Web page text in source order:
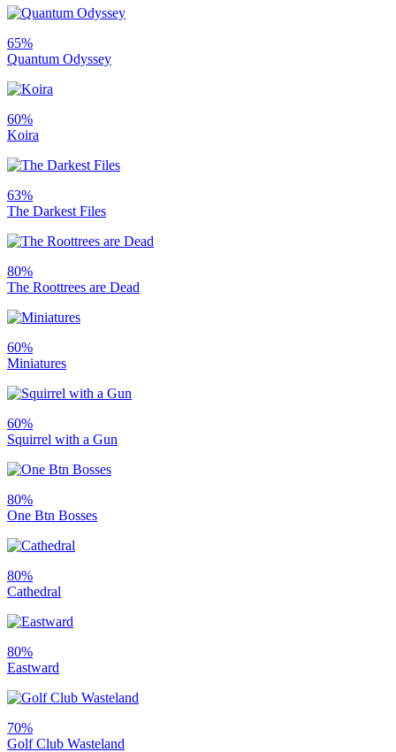
65%
Quantum Odyssey
60%
Koira
63%
The Darkest Files
80%
The Roottrees are Dead
60%
Miniatures
60%
Squirrel with a Gun
80%
One Btn Bosses
80%
Cathedral
80%
Eastward
70%
Golf Club Wasteland